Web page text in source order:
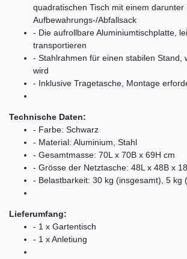
quadratischen Tisch mit einem darunter
Aufbewahrungs-/Abfallsack
- Die aufrollbare Aluminiumtischplatte,
transportieren
- Stahlrahmen für einen stabilen Stand,
wird
- Inklusive Tragetasche, Montage
Technische Daten:
- Farbe: Schwarz
- Material: Aluminium, Stahl
- Gesamtmasse: 70L x 70B x 69H cm
- Grösse der Netztasche: 48L x 48B x
- Belastbarkeit: 30 kg (insgesamt), 5 kg
Lieferumfang:
- 1 x Gartentisch
- 1 x Anletiung